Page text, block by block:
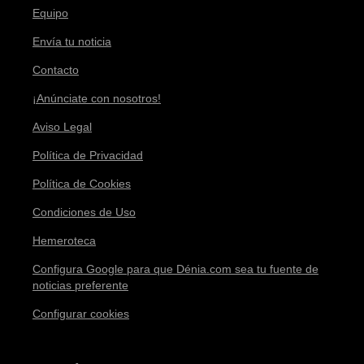
Equipo
Envía tu noticia
Contacto
¡Anúnciate con nosotros!
Aviso Legal
Política de Privacidad
Política de Cookies
Condiciones de Uso
Hemeroteca
Configura Google para que Dénia.com sea tu fuente de
noticias preferente
Configurar cookies